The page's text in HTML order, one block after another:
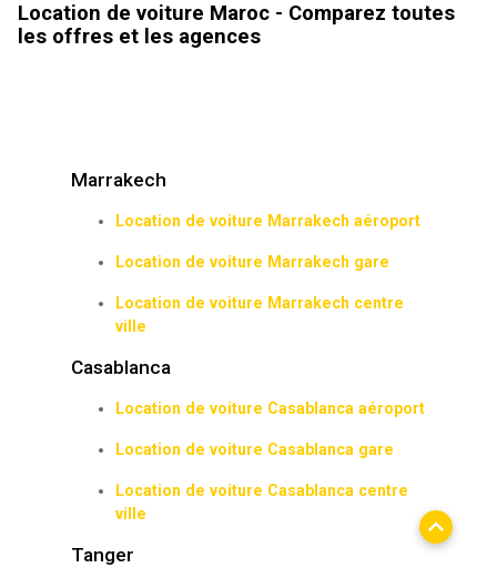
Location de voiture Maroc - Comparez toutes
les offres et les agences
Marrakech
Location de voiture Marrakech aéroport
Location de voiture Marrakech gare
Location de voiture Marrakech centre
ville
Casablanca
Location de voiture Casablanca aéroport
Location de voiture Casablanca gare
Location de voiture Casablanca centre
ville
Tanger